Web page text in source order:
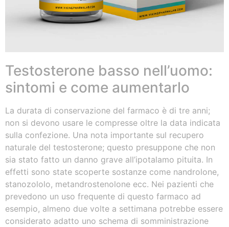
Testosterone basso nell’uomo:
sintomi e come aumentarlo
La durata di conservazione del farmaco è di tre anni;
non si devono usare le compresse oltre la data indicata
sulla confezione. Una nota importante sul recupero
naturale del testosterone; questo presuppone che non
sia stato fatto un danno grave all’ipotalamo pituita. In
effetti sono state scoperte sostanze come nandrolone,
stanozololo, metandrostenolone ecc. Nei pazienti che
prevedono un uso frequente di questo farmaco ad
esempio, almeno due volte a settimana potrebbe essere
considerato adatto uno schema di somministrazione